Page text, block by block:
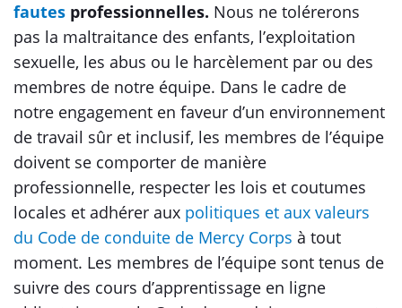
fautes professionnelles. Nous ne tolérerons
pas la maltraitance des enfants, l’exploitation
sexuelle, les abus ou le harcèlement par ou des
membres de notre équipe. Dans le cadre de
notre engagement en faveur d’un environnement
de travail sûr et inclusif, les membres de l’équipe
doivent se comporter de manière
professionnelle, respecter les lois et coutumes
locales et adhérer aux politiques et aux valeurs
du Code de conduite de Mercy Corps à tout
moment. Les membres de l’équipe sont tenus de
suivre des cours d’apprentissage en ligne